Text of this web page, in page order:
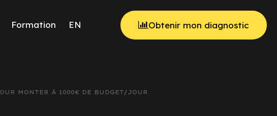
Formation EN Obtenir mon diagnostic
MONTER À 1000€ DE BUDGET/JOUR